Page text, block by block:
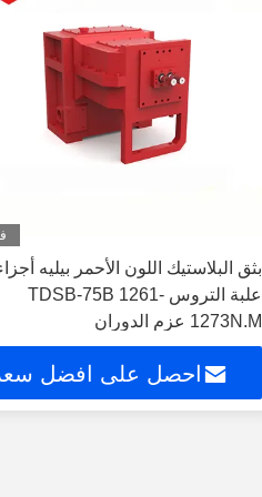
بثق البلاستيك اللون الأحمر بيليه
علبة التروس TDSB-75B 1261-
1273N.M عزم الدوران
احصل على افضل